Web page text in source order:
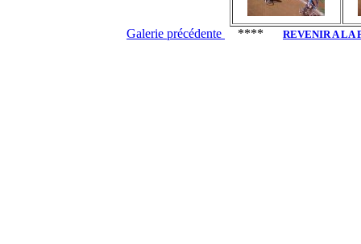
Galerie précédente **** REVENIR A LA